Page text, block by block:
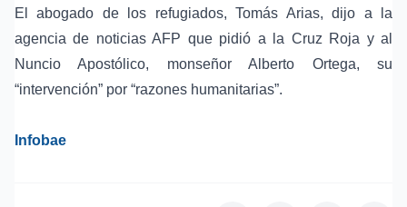
El abogado de los refugiados, Tomás Arias, dijo a la
agencia de noticias AFP que pidió a la Cruz Roja y al
Nuncio Apostólico, monseñor Alberto Ortega, su
“intervención” por “razones humanitarias”.
Infobae